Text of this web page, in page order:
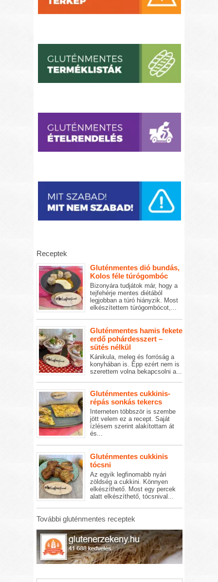
Receptek
Gluténmentes dió bundás,
Kolos féle túrógombóc
Bizonyára tudjátok már, hogy a
tejfehérje mentes diétából
legjobban a túró hiányzik. Most
elkészítettem túrógombócot,...
Gluténmentes hamis fekete
erdő pohárdesszert –
sütés nélkül
Kánikula, meleg és forróság a
konyhában is. Épp ezért nem is
szerettem volna bekapcsolni a...
Gluténmentes cukkinis-
répás sonkás tekercs
Interneten többször is szembe
jött velem ez a recept. Saját
ízlésem szerint alakítottam át
és...
Gluténmentes cukkinis
tócsni
Az egyik legfinomabb nyári
zöldség a cukkini. Könnyen
elkészíthető. Most egy percek
alatt elkészíthető, tócsnival...
További gluténmentes receptek